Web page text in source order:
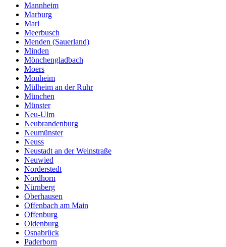
Mannheim
Marburg
Marl
Meerbusch
Menden (Sauerland)
Minden
Mönchengladbach
Moers
Monheim
Mülheim an der Ruhr
München
Münster
Neu-Ulm
Neubrandenburg
Neumünster
Neuss
Neustadt an der Weinstraße
Neuwied
Norderstedt
Nordhorn
Nürnberg
Oberhausen
Offenbach am Main
Offenburg
Oldenburg
Osnabrück
Paderborn